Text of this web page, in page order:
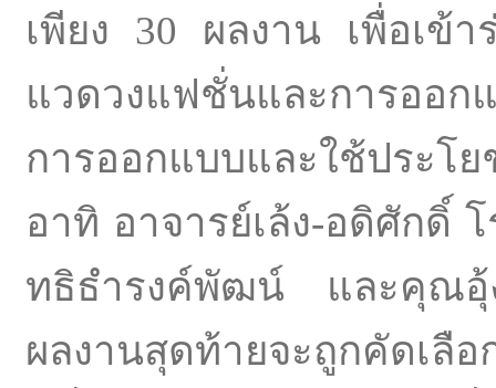
เพียง 30 ผลงาน เพื่อเข้า
แวดวงแฟชั่นและการออก
การออกแบบและใช้ประโ
อาทิ อาจารย์เล้ง-อดิศัก
ทธิธำรงค์พัฒน์ และคุณอุ้
ผลงานสุดท้ายจะถูกคัดเลือ